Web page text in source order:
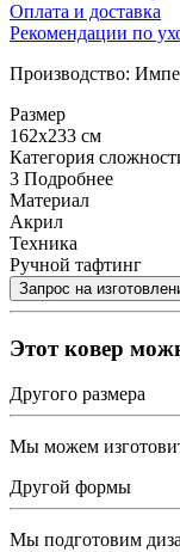
Оплата и доставка
Рекомендации по
Производство:
Размер
162x233 см
Категория
3 Подробнее
Материал
Акрил
Техника
Ручной тафтинг
Этот ковер
Другого размера
Мы можем
Другой формы
Мы подготовим